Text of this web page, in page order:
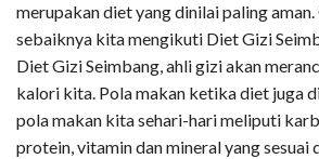
merupakan diet yang dinilai paling
sebaiknya kita mengikuti Diet Gizi
Diet Gizi Seimbang, ahli gizi akan
kalori kita. Pola makan ketika diet juga
pola makan kita sehari-hari meliputi
protein, vitamin dan mineral yang sesuai